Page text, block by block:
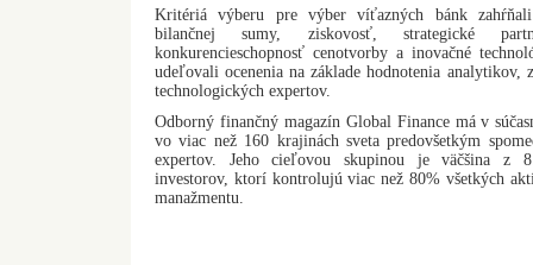
Kritériá výberu pre výber víťazných bánk
bilančnej sumy, ziskovosť, strategické
konkurencieschopnosť cenotvorby a inovačné
udeľovali ocenenia na základe hodnotenia analytikov,
technologických expertov.
Odborný finančný magazín Global Finance má v
vo viac než 160 krajinách sveta predovšetkým
expertov. Jeho cieľovou skupinou je väčšina z
investorov, ktorí kontrolujú viac než 80% všetkých
manažmentu.